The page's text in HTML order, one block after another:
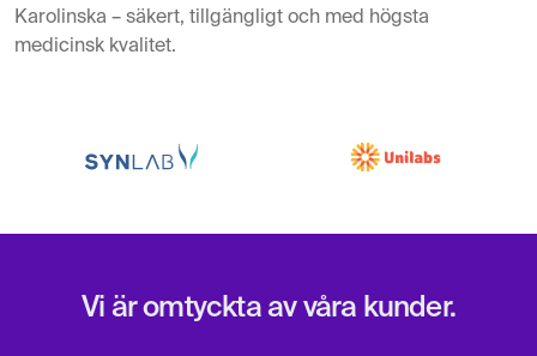
Karolinska – säkert, tillgängligt och med högsta
medicinsk kvalitet.
Vi är omtyckta av våra kunder.